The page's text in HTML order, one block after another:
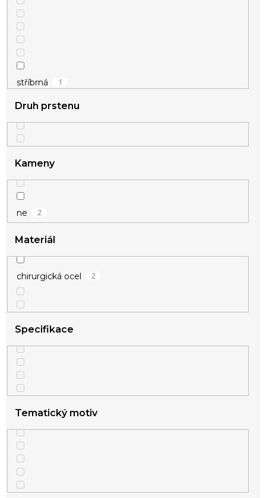
stříbrná 1
zlatá
Druh prstenu
Kameny
ne 2
Materiál
chirurgická ocel 2
Specifikace
Tematický motiv